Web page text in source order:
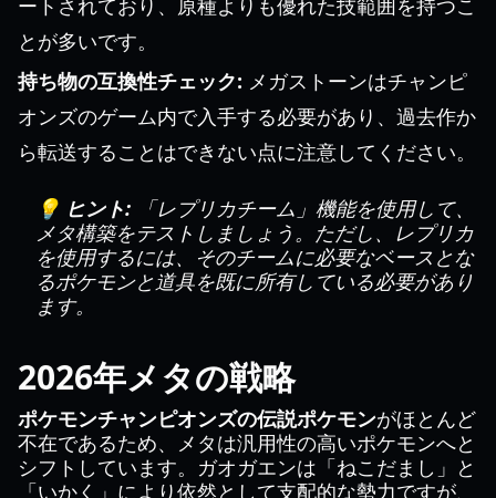
ートされており、原種よりも優れた技範囲を持つこ
とが多いです。
持ち物の互換性チェック: メガストーンはチャンピ
オンズのゲーム内で入手する必要があり、過去作か
ら転送することはできない点に注意してください。
💡 ヒント: 「レプリカチーム」機能を使用して、
メタ構築をテストしましょう。ただし、レプリカ
を使用するには、そのチームに必要なベースとな
るポケモンと道具を既に所有している必要があり
ます。
2026年メタの戦略
ポケモンチャンピオンズの伝説ポケモンがほとんど
不在であるため、メタは汎用性の高いポケモンへと
シフトしています。ガオガエンは「ねこだまし」と
「いかく」により依然として支配的な勢力ですが、